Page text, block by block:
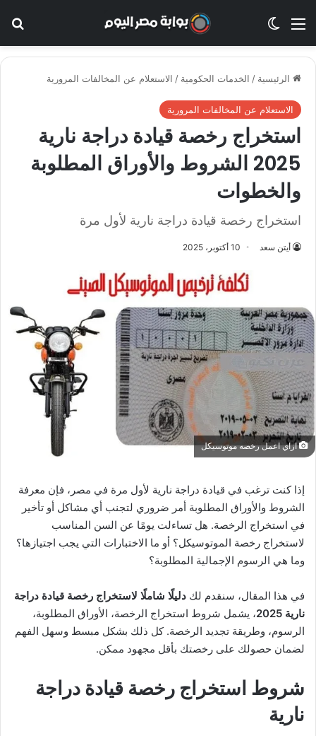
القائمة الوضع المظلم
الرئيسية / الخدمات الحكومية / الاستعلام عن المخالفات المرورية
الاستعلام عن المخالفات المرورية
استخراج رخصة قيادة دراجة نارية
2025 الشروط والأوراق المطلوبة
والخطوات
استخراج رخصة قيادة دراجة نارية لأول مرة
أيتن سعد 10 أكتوبر، 2025
ازاي اعمل رخصه موتوسيكل
إذا كنت ترغب في قيادة دراجة نارية لأول مرة في مصر، فإن معرفة
الشروط والأوراق المطلوبة أمر ضروري لتجنب أي مشاكل أو تأخير
في استخراج الرخصة. هل تساءلت يومًا عن السن المناسب
لاستخراج رخصة الموتوسيكل؟ أو ما الاختبارات التي يجب اجتيازها؟
وما هي الرسوم الإجمالية المطلوبة؟
في هذا المقال، سنقدم لك دليلًا شاملًا لاستخراج رخصة قيادة دراجة
نارية 2025
، يشمل شروط استخراج الرخصة، الأوراق المطلوبة،
الرسوم، وطريقة تجديد الرخصة. كل ذلك بشكل مبسط وسهل الفهم
لضمان حصولك على رخصتك بأقل مجهود ممكن.
شروط استخراج رخصة قيادة دراجة
نارية